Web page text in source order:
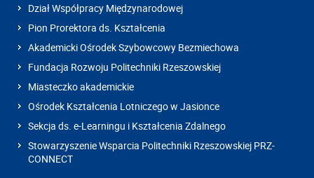
Dział Współpracy Międzynarodowej
Pion Prorektora ds. Kształcenia
Akademicki Ośrodek Szybowcowy Bezmiechowa
Fundacja Rozwoju Politechniki Rzeszowskiej
Miasteczko akademickie
Ośrodek Kształcenia Lotniczego w Jasionce
Sekcja ds. e-Learningu i Kształcenia Zdalnego
Stowarzyszenie Wsparcia Politechniki Rzeszowskiej PRZ-
CONNECT